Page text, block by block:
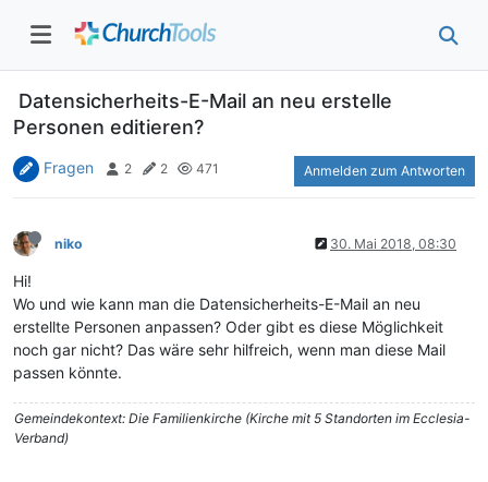
Datensicherheits-E-Mail an neu erstelle
Personen editieren?
Fragen 2 2 471 Anmelden zum Antworten
niko 30. Mai 2018, 08:30
Hi!
Wo und wie kann man die Datensicherheits-E-Mail an neu
erstellte Personen anpassen? Oder gibt es diese Möglichkeit
noch gar nicht? Das wäre sehr hilfreich, wenn man diese Mail
passen könnte.
Gemeindekontext: Die Familienkirche (Kirche mit 5 Standorten im Ecclesia-
Verband)